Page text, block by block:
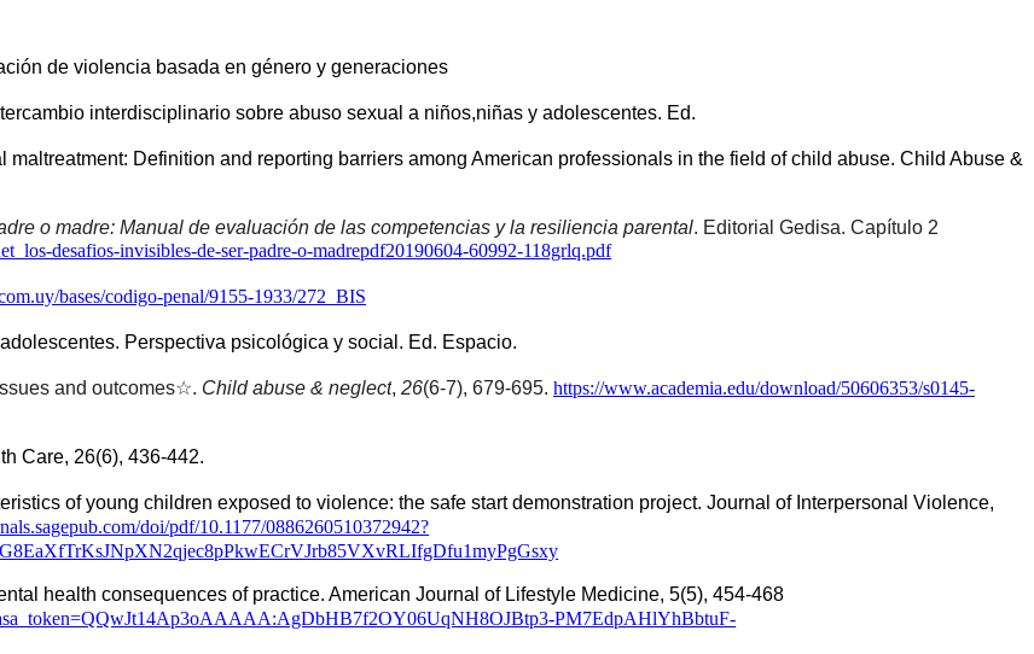
de violencia basada en género y generaciones
interdisciplinario sobre abuso sexual a niños,niñas y adolescentes. Ed.
Definition and reporting barriers among American professionals in the field of child abuse. Child Abuse &
o madre: Manual de evaluación de las competencias y la resiliencia parental. Editorial Gedisa. Capítulo 2
desafios-invisibles-de-ser-padre-o-madrepdf20190604-60992-118grlq.pdf
bases/codigo-penal/9155-1933/272_BIS
Perspectiva psicológica y social. Ed. Espacio.
and outcomes☆. Child abuse & neglect, 26(6-7), 679-695. https://www.academia.edu/download/50606353/s0145-
Care, 26(6), 436-442.
of young children exposed to violence: the safe start demonstration project. Journal of Interpersonal Violence,
doi/pdf/10.1177/0886260510372942?
PM7EdpAHlYhBbtuF-